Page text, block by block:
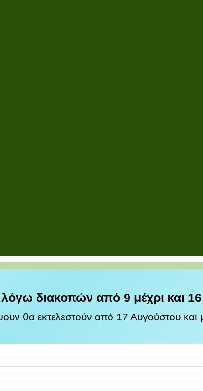
λόγω διακοπών από 9 μέχρι και
θα εκτελεστούν από 17 Αυγούστου και